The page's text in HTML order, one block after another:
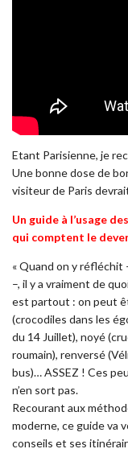
Etant Parisienne, je
Une bonne dose de
visiteur de Paris
Un guide à l’usage
qui comptent le
« Quand on y réfléchit
–, il y a vraiment de
est partout : on peut
(crocodiles dans les
du 14 Juillet), noyé
roumain), renversé
bus)… ASSEZ ! Ces
n’en sort pas.
Recourant aux
moderne, ce guide va
conseils et ses